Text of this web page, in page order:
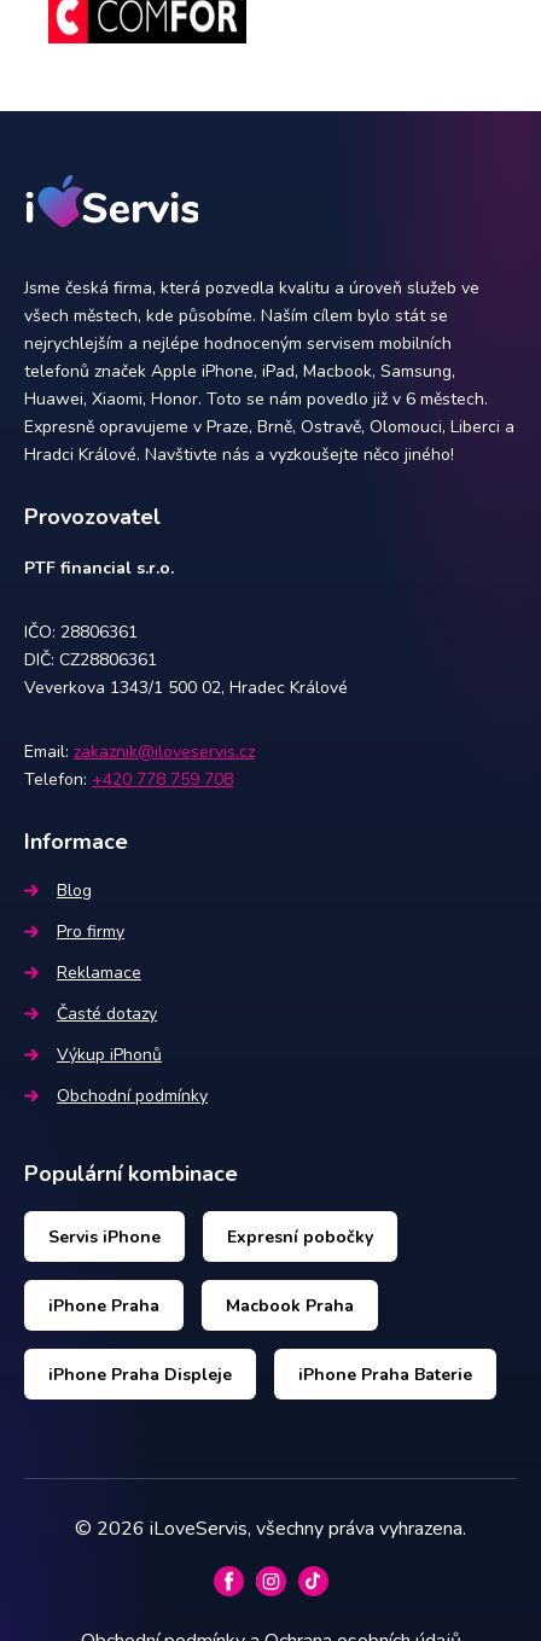
Jsme česká firma, která pozvedla kvalitu a úroveň služeb ve
všech městech, kde působíme. Naším cílem bylo stát se
nejrychlejším a nejlépe hodnoceným servisem mobilních
telefonů značek Apple iPhone, iPad, Macbook, Samsung,
Huawei, Xiaomi, Honor. Toto se nám povedlo již v 6 městech.
Expresně opravujeme v Praze, Brně, Ostravě, Olomouci, Liberci a
Hradci Králové. Navštivte nás a vyzkoušejte něco jiného!
Provozovatel
PTF financial s.r.o.
IČO: 28806361
DIČ: CZ28806361
Veverkova 1343/1 500 02, Hradec Králové
Email: zakaznik@iloveservis.cz
Telefon: +420 778 759 708
Informace
Blog
Pro firmy
Reklamace
Časté dotazy
Výkup iPhonů
Obchodní podmínky
Populární kombinace
Servis iPhone Expresní pobočky
iPhone Praha Macbook Praha
iPhone Praha Displeje iPhone Praha Baterie
© 2026 iLoveServis, všechny práva vyhrazena.